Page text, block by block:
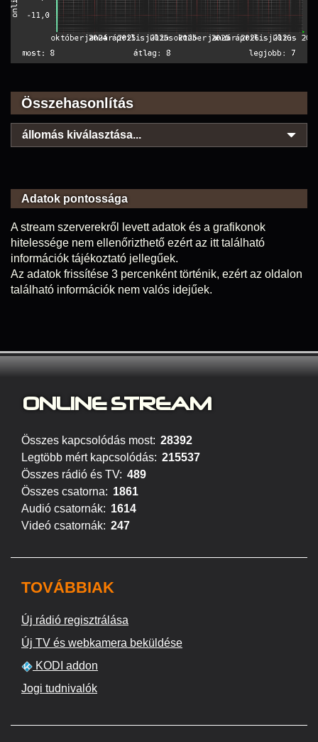
Összehasonlítás
állomás kiválasztása...
Adatok pontossága
A stream szerverekről levett adatok és a grafikonok
hitelessége nem ellenőrizthető ezért az itt található
információk tájékoztató jellegűek.
Az adatok frissítése 3 percenként történik, ezért az oldalon
található információk nem valós idejűek.
ONLINE STREAM
Összes kapcsolódás most: 28392
Legtöbb mért kapcsolódás: 215537
Összes rádió és TV: 489
Összes csatorna: 1861
Audió csatornák: 1614
Videó csatornák: 247
TOVÁBBIAK
Új rádió regisztrálása
Új TV és webkamera beküldése
KODI addon
Jogi tudnivalók